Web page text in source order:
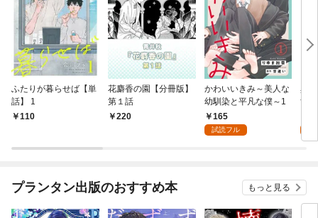
ふたりが暮らせば【単
話】 1
110
花麝香の園【分冊版】
第１話
220
かわいいきみ～美人な
幼馴染と平凡な僕～1
165
試読フル
異
す
版: 1
プランタン出版のおすすめ本 もっと見る